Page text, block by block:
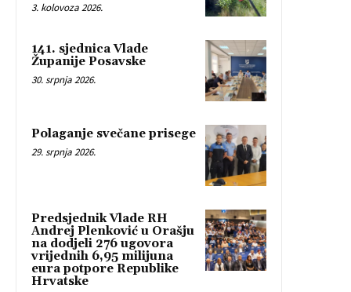
3. kolovoza 2026.
141. sjednica Vlade
Županije Posavske
30. srpnja 2026.
Polaganje svečane prisege
29. srpnja 2026.
Predsjednik Vlade RH
Andrej Plenković u Orašju
na dodjeli 276 ugovora
vrijednih 6,95 milijuna
eura potpore Republike
Hrvatske